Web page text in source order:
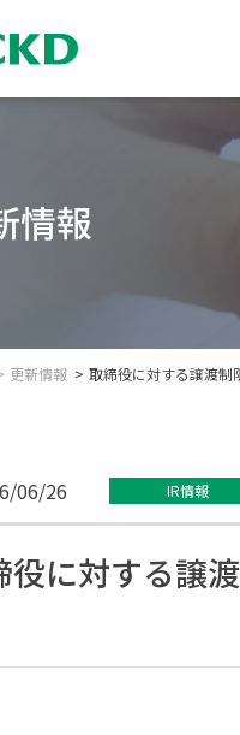
情報
更新情報 取締役に対する譲渡制
06/26 IR情報
役に対する譲